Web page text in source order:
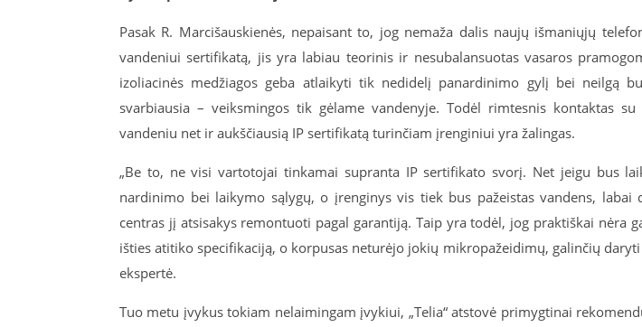
Pasak R. Marcišauskienės, nepaisant to, jog nemaža dalis naujų išmaniųjų
vandeniui sertifikatą, jis yra labiau teorinis ir nesubalansuotas vasaros
izoliacinės medžiagos geba atlaikyti tik nedidelį panardinimo gylį bei neilgą
svarbiausia – veiksmingos tik gėlame vandenyje. Todėl rimtesnis kontaktas
vandeniu net ir aukščiausią IP sertifikatą turinčiam įrenginiui yra žalingas.
„Be to, ne visi vartotojai tinkamai supranta IP sertifikato svorį. Net jeigu bus
nardinimo bei laikymo sąlygų, o įrenginys vis tiek bus pažeistas vandens, labai
centras jį atsisakys remontuoti pagal garantiją. Taip yra todėl, jog praktiškai nėra
išties atitiko specifikaciją, o korpusas neturėjo jokių mikropažeidimų, galinčių daryti
ekspertė.
Tuo metu įvykus tokiam nelaimingam įvykiui, „Telia“ atstovė primygtinai